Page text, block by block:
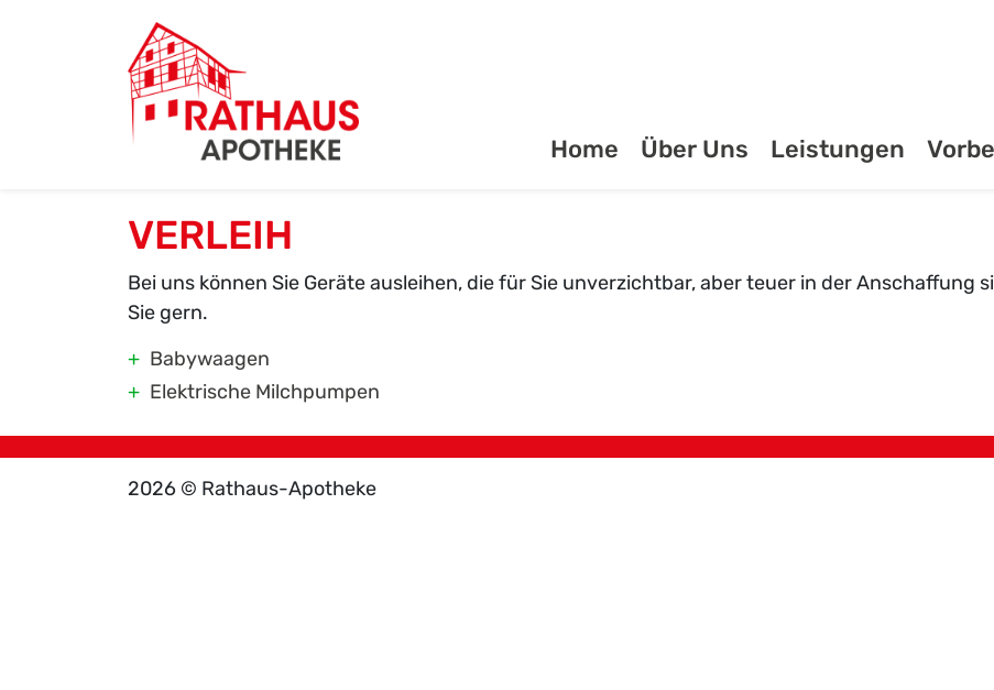
Home Über Uns Leistungen
VERLEIH
Bei uns können Sie Geräte ausleihen, die für Sie unverzichtbar, aber teuer in der Anschaffung
Sie gern.
Babywaagen
Elektrische Milchpumpen
2026 © Rathaus-Apotheke